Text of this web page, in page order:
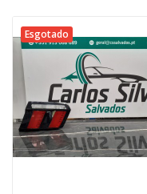
Esgotado